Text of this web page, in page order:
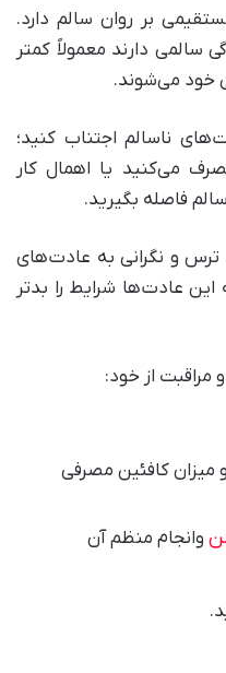
بر روان سالم دارد.
سالمی دارند معمولاً کمتر
خود می‌شوند.
ناسالم اجتناب کنید؛
می‌کنید یا اهمال کار
فاصله بگیرید.
ترس و نگرانی به عادت‌های
عادت‌ها شرایط را بدتر
مراقبت از خود:
میزان کافئین مصرفی
وانجام منظم آن